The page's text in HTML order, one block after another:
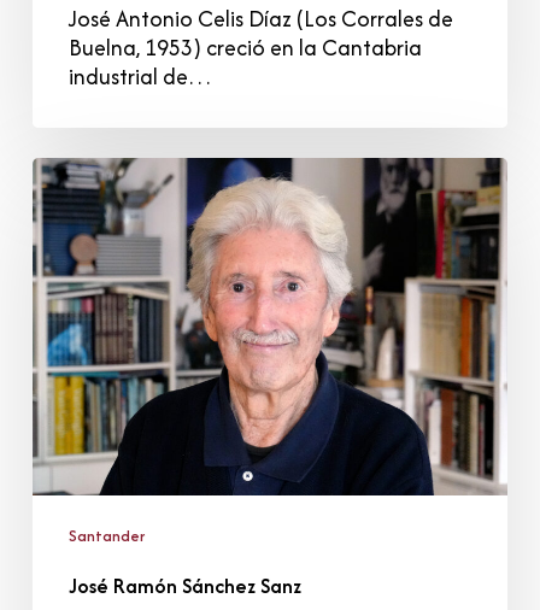
José Antonio Celis Díaz (Los Corrales de
Buelna, 1953) creció en la Cantabria
industrial de…
José
Ramón
Sánchez
Sanz
Santander
José Ramón Sánchez Sanz